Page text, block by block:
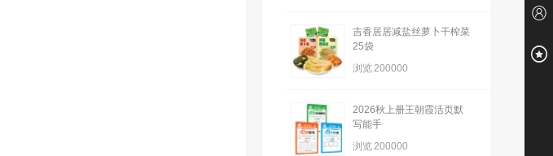
吉香居居减盐丝萝卜干榨菜
25袋
浏览200000
2026秋上册王朝霞活页默
写能手
浏览200000